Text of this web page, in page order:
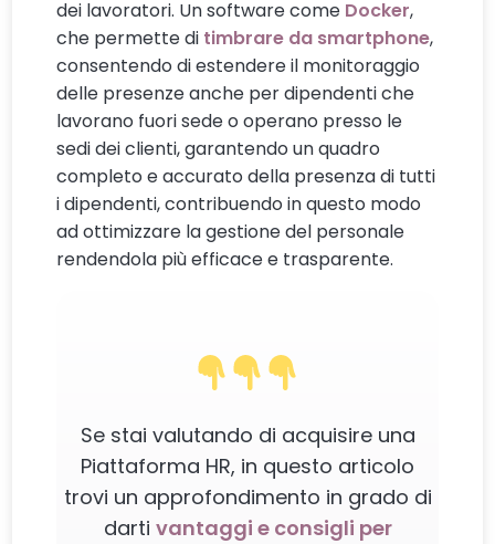
dei lavoratori. Un software come Docker,
che permette di timbrare da smartphone,
consentendo di estendere il monitoraggio
delle presenze anche per dipendenti che
lavorano fuori sede o operano presso le
sedi dei clienti, garantendo un quadro
completo e accurato della presenza di tutti
i dipendenti, contribuendo in questo modo
ad ottimizzare la gestione del personale
rendendola più efficace e trasparente.
Se stai valutando di acquisire una
Piattaforma HR, in questo articolo
trovi un approfondimento in grado di
darti vantaggi e consigli per